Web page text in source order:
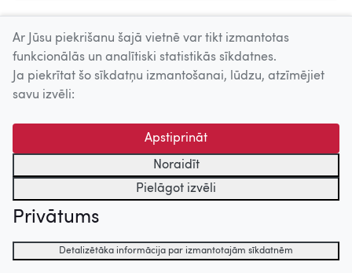
centrs. Sadarbības partneris: Latvijas Valsts
Ar Jūsu piekrišanu šajā vietnē var tikt izmantotas
funkcionālās un analītiski statistikās sīkdatnes.
Ja piekrītat šo sīkdatņu izmantošanai, lūdzu, atzīmējiet
savu izvēli:
Apstiprināt
Noraidīt
Pielāgot izvēli
Privātums
Detalizētāka informācija par izmantotajām sīkdatnēm